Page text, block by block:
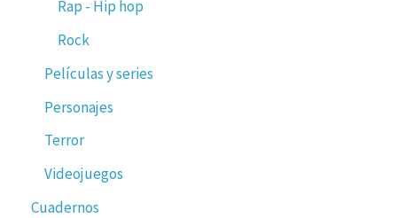
Rap - Hip hop
Rock
Películas y series
Personajes
Terror
Videojuegos
Cuadernos